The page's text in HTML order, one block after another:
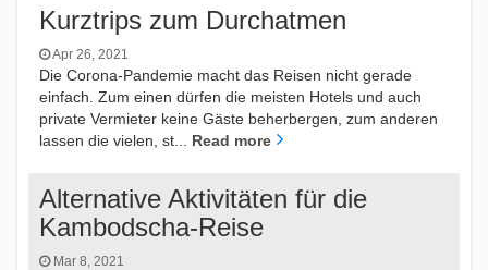
Kurztrips zum Durchatmen
Apr 26, 2021
Die Corona-Pandemie macht das Reisen nicht gerade
einfach. Zum einen dürfen die meisten Hotels und auch
private Vermieter keine Gäste beherbergen, zum anderen
lassen die vielen, st... Read more
Alternative Aktivitäten für die
Kambodscha-Reise
Mar 8, 2021